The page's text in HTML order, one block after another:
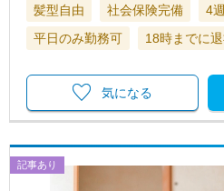
髪型自由 社会保険完備 4
平日のみ勤務可
18時までに
気になる
記事あり